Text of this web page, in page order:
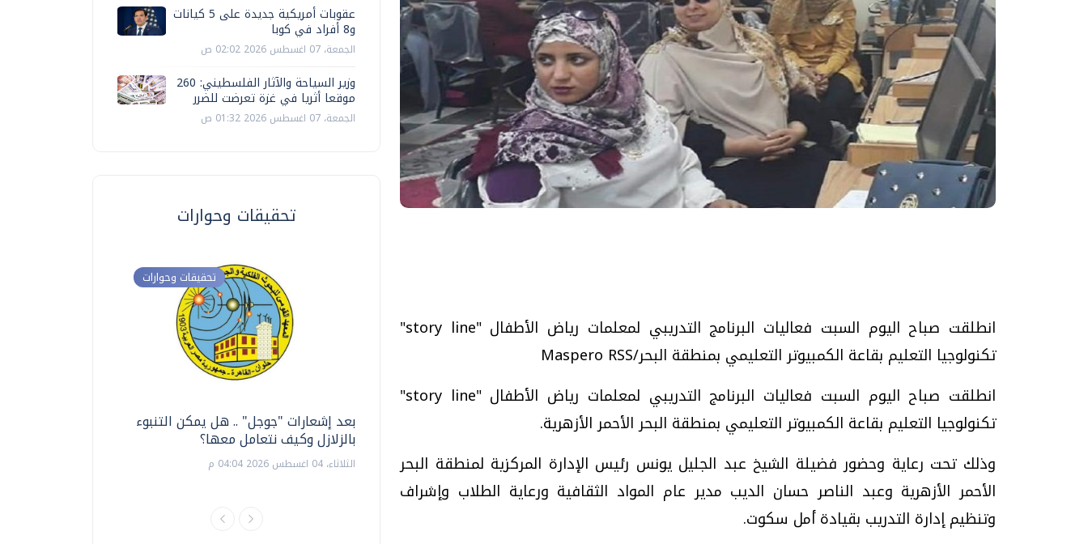
انطلقت صباح اليوم السبت فعاليات البرنامج التدريبي لمعلمات رياض الأطفال "story line"
تكنولوجيا التعليم بقاعة الكمبيوتر التعليمي بمنطقة البحر/Maspero RSS
انطلقت صباح اليوم السبت فعاليات البرنامج التدريبي لمعلمات رياض الأطفال "story line
"
تكنولوجيا التعليم بقاعة الكمبيوتر التعليمي بمنطقة البحر الأحمر الأزهرية.
وذلك تحت رعاية وحضور فضيلة الشيخ عبد الجليل يونس رئيس الإدارة المركزية لمنطقة البحر
الأحمر الأزهرية وعبد الناصر حسان الديب مدير عام المواد الثقافية ورعاية الطلاب وإشراف
وتنظيم إدارة التدريب بقيادة أمل سكوت.
عقوبات أمريكية جديدة على 5 كيانات
و8 أفراد في كوبا
الجمعة، 07 اغسطس 2026 02:02 ص
وزير السياحة والآثار الفلسطيني: 260
موقعا أثريا في غزة تعرضت للضرر
الجمعة، 07 اغسطس 2026 01:32 ص
تحقيقات وحوارات
تحقيقات وحوارات
بعد إشعارات "جوجل" .. هل يمكن التنبوء
بالزلازل وكيف نتعامل معها؟
الثلاثاء، 04 اغسطس 2026 04:04 م
دليلك للتنسيق الجامعي .. تساؤلات
وإجابات
السبت، 01 اغسطس 2026 10:25 ص
فيديو.. الإعلام الرقمي.. تقنيات واعدة
وتحديات هائلة
الخميس، 30 يوليو 2026 01:09 م
موجات الطقس الساخنة.. لماذا تحدث وكيف